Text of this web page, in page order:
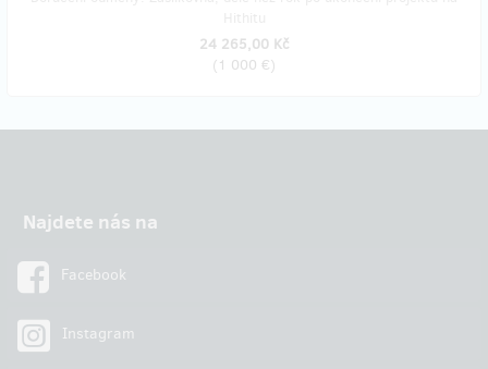
24 265,00 Kč
(1 000 €)
Najdete nás na
Facebook
Instagram